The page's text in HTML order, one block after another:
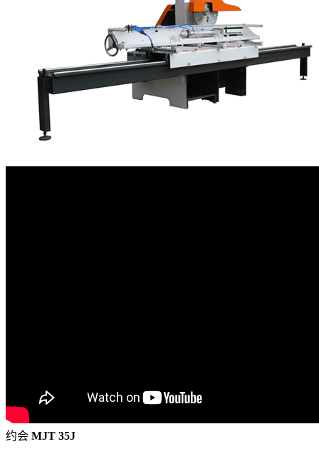
约会 MJT 35J